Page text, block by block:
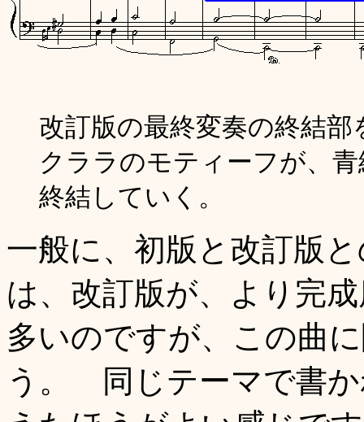
改訂版の最終変奏の終結部
クララのモティーフが、
終結していく。
一般に、初版と改訂版
は、改訂版が、より完
多いのですが、この曲
う。 同じテーマで書